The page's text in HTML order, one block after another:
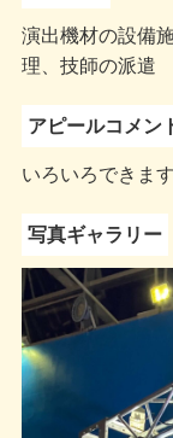
演出機材の設備
理、技師の派遣
アピールコメン
いろいろできます
写真ギャラリー